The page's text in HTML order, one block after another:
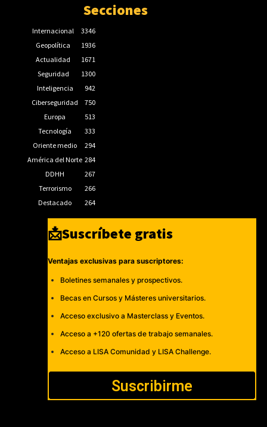
Secciones
Internacional
3346
Geopolítica
1936
Actualidad
1671
Seguridad
1300
Inteligencia
942
Ciberseguridad
750
Europa
513
Tecnología
333
Oriente medio
294
América del Norte 284
DDHH
267
Terrorismo
266
Destacado
264
📩Suscríbete gratis
Ventajas exclusivas para suscriptores:
Boletines semanales y prospectivos.
Becas en Cursos y Másteres universitarios.
Acceso exclusivo a Masterclass y Eventos.
Acceso a +120 ofertas de trabajo semanales.
Acceso a LISA Comunidad y LISA Challenge.
Suscribirme